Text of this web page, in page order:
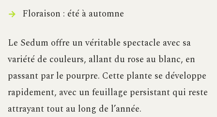
Floraison : été à automne
Le Sedum offre un véritable spectacle avec sa
variété de couleurs, allant du rose au blanc, en
passant par le pourpre. Cette plante se développe
rapidement, avec un feuillage persistant qui reste
attrayant tout au long de l’année.